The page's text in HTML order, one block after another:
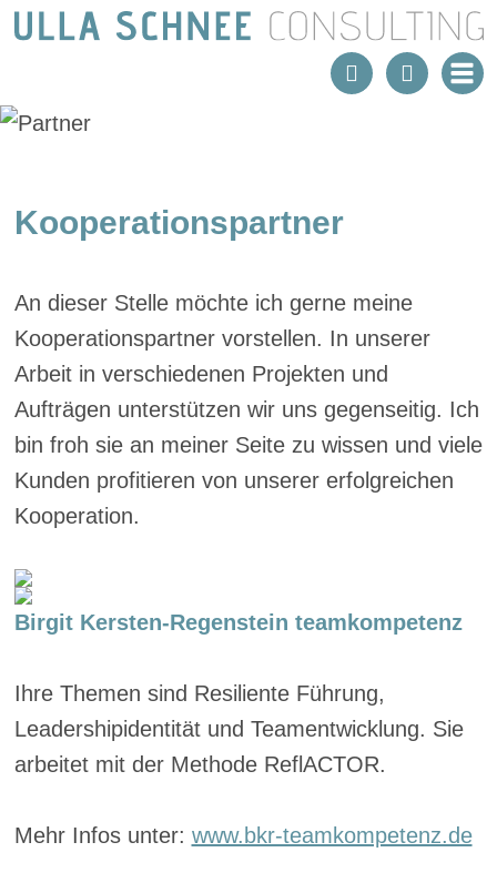
Kooperationspartner
An dieser Stelle möchte ich gerne meine
Kooperationspartner vorstellen. In unserer
Arbeit in verschiedenen Projekten und
Aufträgen unterstützen wir uns gegenseitig. Ich
bin froh sie an meiner Seite zu wissen und viele
Kunden profitieren von unserer erfolgreichen
Kooperation.
Birgit Kersten-Regenstein teamkompetenz
Ihre Themen sind Resiliente Führung,
Leadershipidentität und Teamentwicklung. Sie
arbeitet mit der Methode ReflACTOR.
Mehr Infos unter: www.bkr-teamkompetenz.de